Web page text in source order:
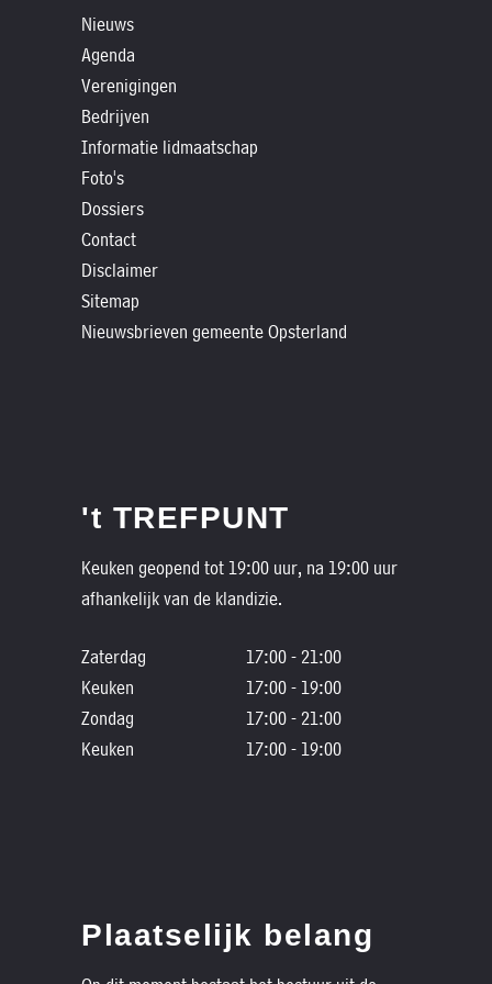
Nieuws
Agenda
Verenigingen
Bedrijven
Informatie lidmaatschap
Foto's
Dossiers
Contact
Disclaimer
Sitemap
Nieuwsbrieven gemeente Opsterland
't TREFPUNT
Keuken geopend tot 19:00 uur, na 19:00 uur
afhankelijk van de klandizie.
Zaterdag
17:00 - 21:00
Keuken
17:00 - 19:00
Zondag
17:00 - 21:00
Keuken
17:00 - 19:00
Plaatselijk belang
Historische
verhalen
Dossiers
Contact
Nieuwsbrieven
gemeente
Opsterland